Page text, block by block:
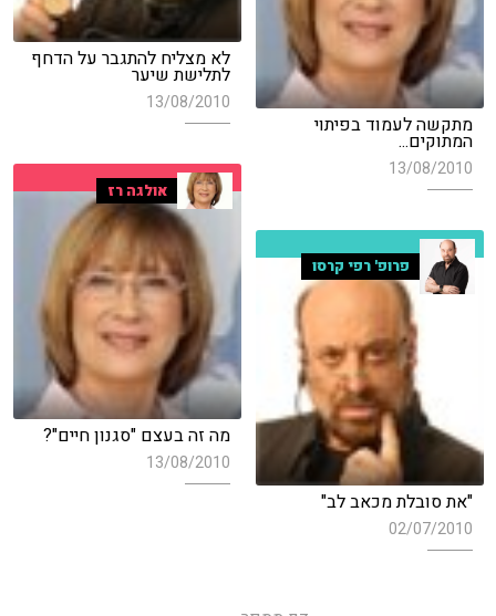
לא מצליח להתגבר על הדחף
לתלישת שיער
13/08/2010
מתקשה לעמוד בפיתוי
המתוקים...
13/08/2010
אולגה רז
מה זה בעצם "סגנון חיים"?
13/08/2010
פרופ' רפי קרסו
"את סובלת מכאב לב"
02/07/2010